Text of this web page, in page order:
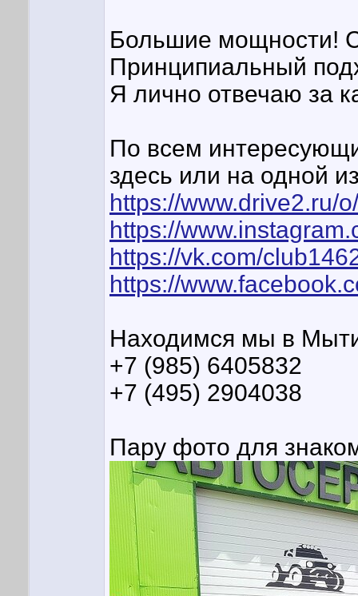
Большие мощности!
Принципиальный
Я лично отвечаю за
По всем
здесь или на одной
https://www.drive2.ru/
https://
https://vk.com/
https://
Находимся мы в
+7 (985) 6405832
+7 (495) 2904038
Пару фото для